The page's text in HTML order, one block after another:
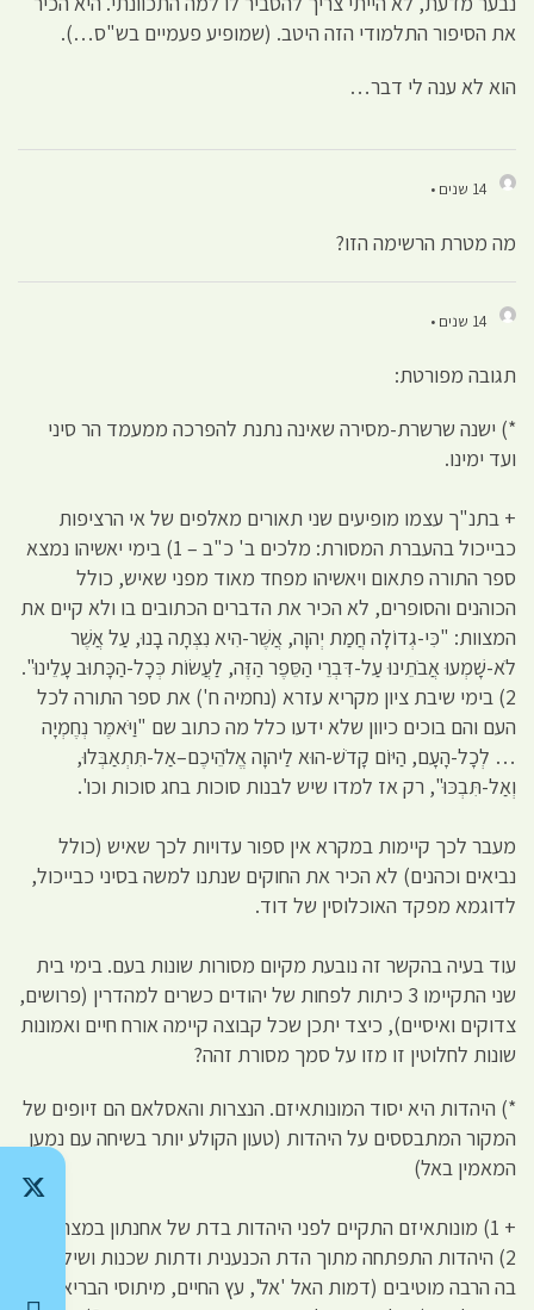
את הסיפור התלמודי הזה היטב. (שמופיע פעמיים בש"ס…).
הוא לא ענה לי דבר…
14 שנים •
מה מטרת הרשימה הזו?
14 שנים •
תגובה מפורטת:
*) ישנה שרשרת-מסירה שאינה נתנת להפרכה ממעמד הר סיני
ועד ימינו.
+ בתנ"ך עצמו מופיעים שני תאורים מאלפים של אי הרציפות
כבייכול בהעברת המסורת: מלכים ב' כ"ב – 1) בימי יאשיהו נמצא
ספר התורה פתאום ויאשיהו מפחד מאוד מפני שאיש, כולל
הכוהנים והסופרים, לא הכיר את הדברים הכתובים בו ולא קיים את
המצוות: "כִּי-גְדוֹלָה חֲמַת יְהוָה, אֲשֶׁר-הִיא נִצְּתָה בָנוּ, עַל אֲשֶׁר
לֹא-שָׁמְעוּ אֲבֹתֵינוּ עַל-דִּבְרֵי הַסֵּפֶר הַזֶּה, לַעֲשׂוֹת כְּכָל-הַכָּתוּב עָלֵינוּ".
2) בימי שיבת ציון מקריא עזרא (נחמיה ח') את ספר התורה לכל
העם והם בוכים כיוון שלא ידעו כלל מה כתוב שם "וַיֹּאמֶר נְחֶמְיָה
… לְכָל-הָעָם, הַיּוֹם קָדֹשׁ-הוּא לַיהוָה אֱלֹהֵיכֶם–אַל-תִּתְאַבְּלוּ,
וְאַל-תִּבְכּוּ", רק אז למדו שיש לבנות סוכות בחג סוכות וכו'.
מעבר לכך קיימות במקרא אין ספור עדויות לכך שאיש (כולל
נביאים וכהנים) לא הכיר את החוקים שנתנו למשה בסיני כבייכול,
לדוגמא מפקד האוכלוסין של דוד.
עוד בעיה בהקשר זה נובעת מקיום מסורות שונות בעם. בימי בית
שני התקיימו 3 כיתות לפחות של יהודים כשרים למהדרין (פרושים,
צדוקים ואיסיים), כיצד יתכן שכל קבוצה קיימה אורח חיים ואמונות
שונות לחלוטין זו מזו על סמך מסורת זהה?
*) היהדות היא יסוד המונותאיזם. הנצרות והאסלאם הם זיופים של
המקור המתבססים על היהדות (טעון הקולע יותר בשיחה עם נמען
המאמין באל)
+ 1) מונותאיזם התקיים לפני היהדות בדת של אחנתון במצריים
2) היהדות התפתחה מתוך הדת הכנענית ודתות שכנות ושילבה
בה הרבה מוטיבים (דמות האל 'אל', עץ החיים, מיתוסי הבריאה